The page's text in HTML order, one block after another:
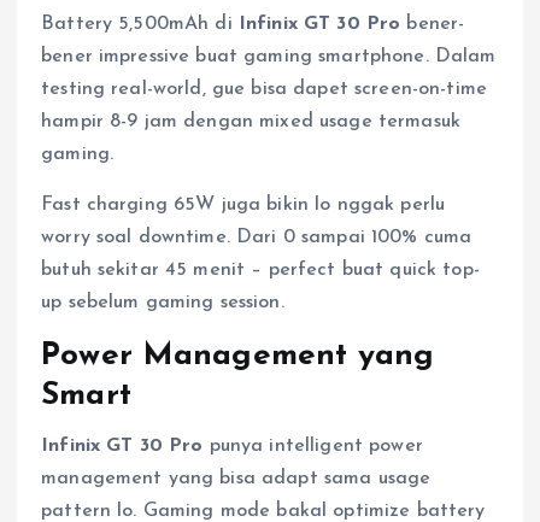
Battery 5,500mAh di Infinix GT 30 Pro bener-
bener impressive buat gaming smartphone. Dalam
testing real-world, gue bisa dapet screen-on-time
hampir 8-9 jam dengan mixed usage termasuk
gaming.
Fast charging 65W juga bikin lo nggak perlu
worry soal downtime. Dari 0 sampai 100% cuma
butuh sekitar 45 menit – perfect buat quick top-
up sebelum gaming session.
Power Management yang
Smart
Infinix GT 30 Pro punya intelligent power
management yang bisa adapt sama usage
pattern lo. Gaming mode bakal optimize battery